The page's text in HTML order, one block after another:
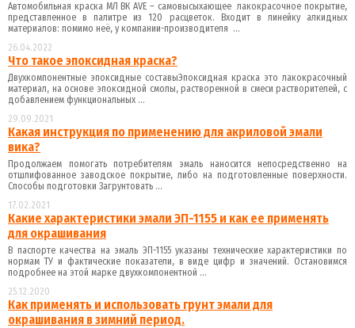
Автомобильная краска МЛ ВК AVE – самовысыхающее лакокрасочное покрытие,
представленное в палитре из 120 расцветок. Входит в линейку алкидных
материалов: помимо неё, у компании-производителя ...
26.04.2022
Что такое эпоксидная краска?
Двухкомпонентные эпоксидные составыЭпоксидная краска это лакокрасочный
материал, на основе эпоксидной смолы, растворенной в смеси растворителей, с
добавлением функциональных ...
29.09.2021
Какая инструкция по применению для акриловой эмали
вика?
Продолжаем помогать потребителям эмаль наносится непосредственно на
отшлифованное заводское покрытие, либо на подготовленные поверхности.
Способы подготовки Загрунтовать ...
17.02.2021
Какие характеристики эмали ЭП-1155 и как ее применять
для окрашивания
В паспорте качества на эмаль ЭП-1155 указаны технические характеристики по
нормам ТУ и фактические показатели, в виде цифр и значений. Остановимся
подробнее на этой марке двухкомпонентной ...
25.12.2020
Как применять и использовать грунт эмали для
окрашивания в зимний период.